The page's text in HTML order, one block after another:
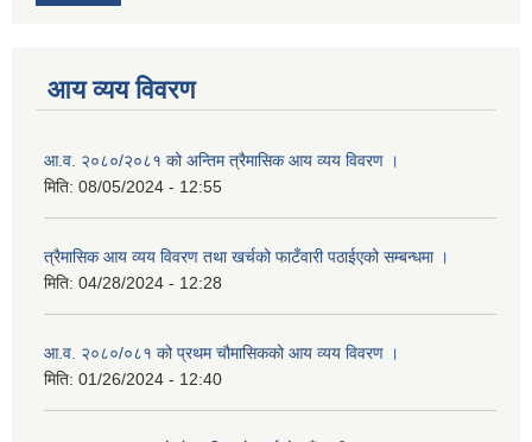
आय व्यय विवरण
आ.व. २०८०/२०८१ को अन्तिम त्रैमासिक आय व्यय विवरण ।
मिति: 08/05/2024 - 12:55
त्रैमासिक आय व्यय विवरण तथा खर्चको फाटँवारी पठाईएको सम्बन्धमा ।
मिति: 04/28/2024 - 12:28
आ.व. २०८०/०८१ को प्रथम चौमासिकको आय व्यय विवरण ।
मिति: 01/26/2024 - 12:40